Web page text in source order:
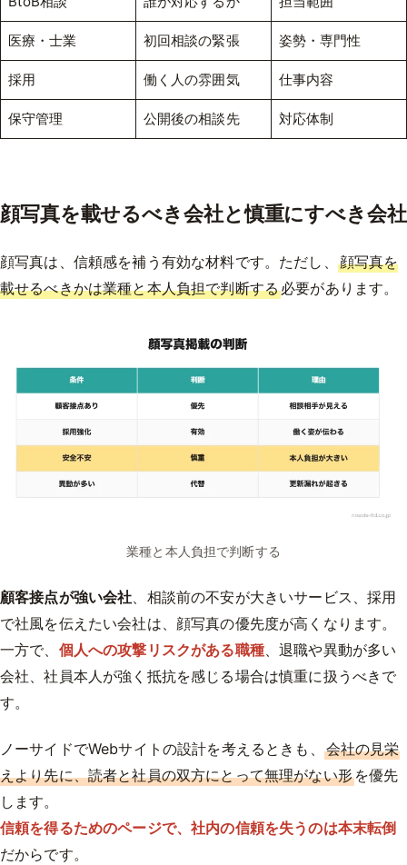
医療・士業 初回相談の緊張 姿勢・専門性
採用 働く人の雰囲気 仕事内容
保守管理 公開後の相談先 対応体制
顔写真を載せるべき会社と慎重にすべき会社
顔写真は、信頼感を補う有効な材料です。ただし、 顔写真を
載せるべきかは業種と本人負担で判断する必要があります。
業種と本人負担で判断する
顧客接点が強い会社 、相談前の不安が大きいサービス、採用
で社風を伝えたい会社は、顔写真の優先度が高くなります。
一方で、 個人への攻撃リスクがある職種、退職や異動が多い
会社、社員本人が強く抵抗を感じる場合は慎重に扱うべきで
す。
ノーサイドでWebサイトの設計を考えるときも、 会社の見栄
えより先に、読者と社員の双方にとって無理がない形を優先
します。
信頼を得るためのページで、社内の信頼を失うのは本末転倒
だからです。